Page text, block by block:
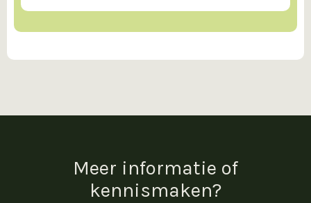
Meer informatie of
kennismaken?